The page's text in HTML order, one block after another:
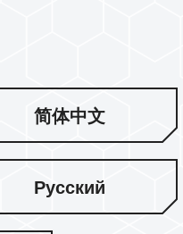
简体中文
Русский